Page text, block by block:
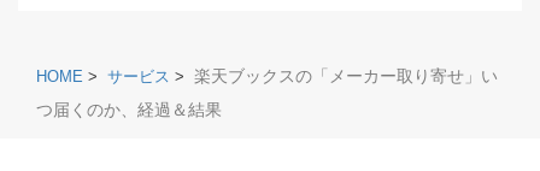
HOME > サービス > 楽天ブックスの「メーカー取り寄せ」い
つ届くのか、経過＆結果